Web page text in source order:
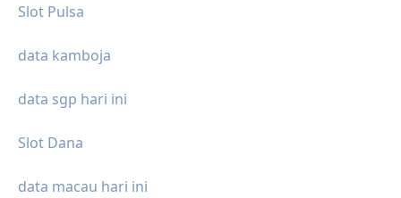
Slot Pulsa
data kamboja
data sgp hari ini
Slot Dana
data macau hari ini